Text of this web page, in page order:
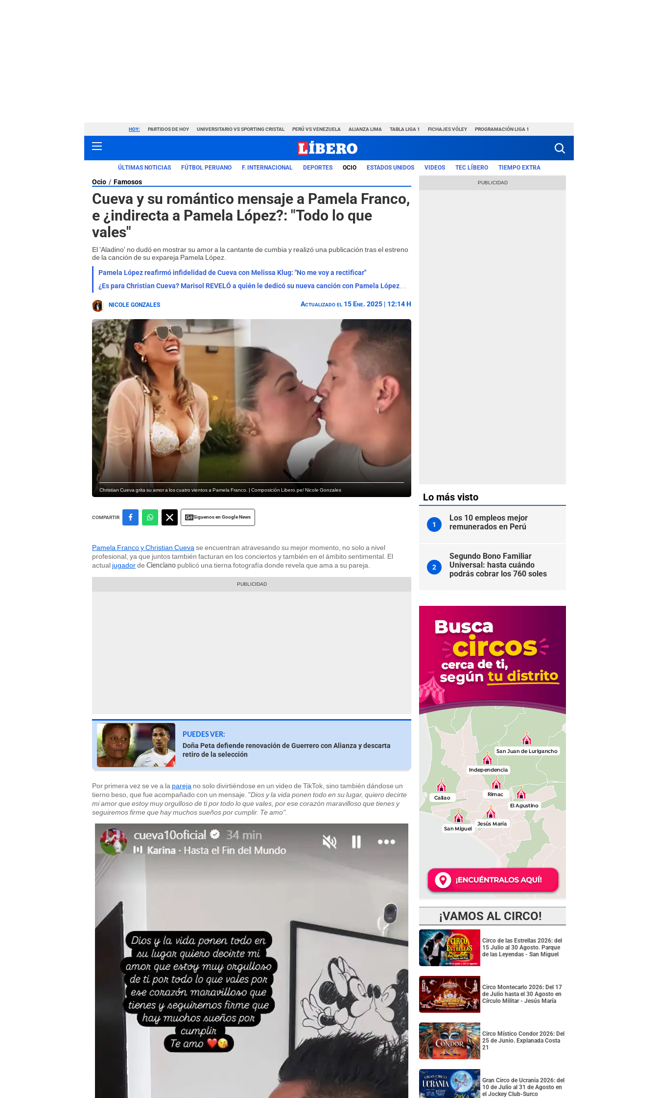
HOY: PARTIDOS DE HOY UNIVERSITARIO VS SPORTING CRISTAL PERÚ VS VENEZUELA ALIANZA LIMA TABLA LIGA 1 FICHAJES VÓLEY PROGRAMACIÓN LIGA 1
ÚLTIMAS NOTICIAS FÚTBOL PERUANO F. INTERNACIONAL DEPORTES OCIO ESTADOS UNIDOS VIDEOS TEC LÍBERO TIEMPO EXTRA
Ocio Famosos
Cueva y su romántico mensaje a Pamela Franco,
e ¿indirecta a Pamela López?: "Todo lo que
vales"
El 'Aladino' no dudó en mostrar su amor a la cantante de cumbia y realizó una publicación tras el estreno
de la canción de su expareja Pamela López.
Pamela López reafirmó infidelidad de Cueva con Melissa Klug: "No me voy a rectificar"
¿Es para Christian Cueva? Marisol REVELÓ a quién le dedicó su nueva canción con Pamela López y Leslie Shaw
NICOLE GONZALES Actualizado el 15 Ene. 2025 | 12:14 H
Christian Cueva grita su amor a los cuatro vientos a Pamela Franco. | Composición Libero.pe/ Nicole Gonzales
COMPARTIR Siguenos en Google News
Pamela Franco y Christian Cueva se encuentran atravesando su mejor momento, no solo a nivel
profesional, ya que juntos también facturan en los conciertos y también en el ámbito sentimental. El
actual jugadorde Cienciano publicó una tierna fotografía donde revela que ama a su pareja.
PUEDES VER:
Doña Peta defiende renovación de Guerrero con Alianza y descarta
retiro de la selección
Por primera vez se ve a la pareja no solo divirtiéndose en un video de TikTok, sino también dándose un
tierno beso, que fue acompañado con un mensaje. "Dios y la vida ponen todo en su lugar, quiero decirte
mi amor que estoy muy orgulloso de ti por todo lo que vales, por ese corazón maravilloso que tienes y
seguiremos firme que hay muchos sueños por cumplir. Te amo".
Lo más visto
1
Los 10 empleos mejor
remunerados en Perú
2
Segundo Bono Familiar
Universal: hasta cuándo
podrás cobrar los 760 soles
¡VAMOS AL CIRCO!
Circo de las Estrellas 2026: del
15 Julio al 30 Agosto. Parque
de las Leyendas - San Miguel
Circo Montecarlo 2026: Del 17
de Julio hasta el 30 Agosto en
Círculo Militar - Jesús María
Circo Místico Condor 2026: Del
25 de Junio. Explanada Costa
21
Gran Circo de Ucrania 2026: del
10 de Julio al 31 de Agosto en
el Jockey Club-Surco